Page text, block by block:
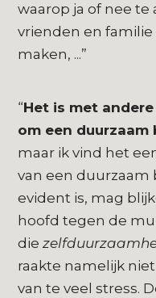
waarop ja of nee
vrienden en familie
maken, ...”
“Het is met
om een
maar ik vind het
van een duurzaam
evident is, mag
hoofd tegen de
die
raakte namelijk
van te veel stress.